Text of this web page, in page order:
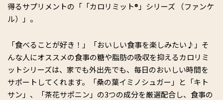
得るサプリメントの「「カロリミット®」シリーズ （ファンケ
ル）」。
「食べることが好き！」「おいしい食事を楽しみたい♪」そ
んな人にオススメの食事の糖や脂肪の吸収を抑えるカロリミ
ットシリーズは、家でも外出先でも、毎日のおいしい時間を
サポートしてくれます。「桑の葉イミノシュガー」と「キト
サン」、「茶花サポニン」の3つの成分を厳選配合し、食事の